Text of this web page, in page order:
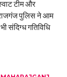
टीम और
पुलिस ने आम
संदिग्ध गतिविधि